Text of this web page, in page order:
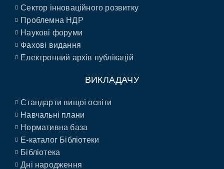
Сектор інноваційного розвитку
Проблемна НДР
Наукові форуми
Фахові видання
Електронний архів публікацій
ВИКЛАДАЧУ
Стандарти вищої освіти
Навчальні плани
Нормативна база
E-каталог Бібліотеки
Бібліотека
Дні народження